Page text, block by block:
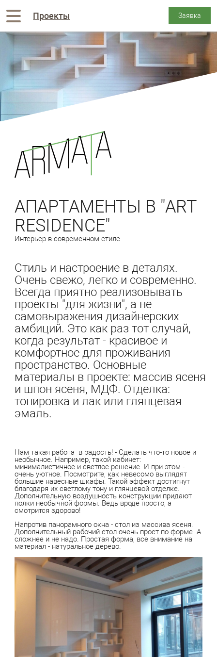
Проекты
АПАРТАМЕНТЫ В "ART
RESIDENCE"
Интерьер в современном стиле
Стиль и настроение в деталях.
Очень свежо, легко и современно.
Всегда приятно реализовывать
проекты "для жизни", а не
самовыражения дизайнерских
амбиций. Это как раз тот случай,
когда результат - красивое и
комфортное для проживания
пространство. Основные
материалы в проекте: массив ясеня
и шпон ясеня, МДФ. Отделка:
тонировка и лак или глянцевая
эмаль.
Нам такая работа в радость! - Сделать что-то новое и
необычное. Например, такой кабинет:
минималистичное и светлое решение. И при этом -
очень уютное. Посмотрите, как невесомо выглядят
большие навесные шкафы. Такой эффект достигнут
благодаря их светлому тону и глянцевой отделке.
Дополнительную воздушность конструкции придают
полки необычной формы. Ведь вроде просто, а
смотрится здорово!
Напротив панорамного окна - стол из массива ясеня.
Дополнительный рабочий стол очень прост по форме. А
сложнее и не надо. Простая форма, все внимание на
материал - натуральное дерево.